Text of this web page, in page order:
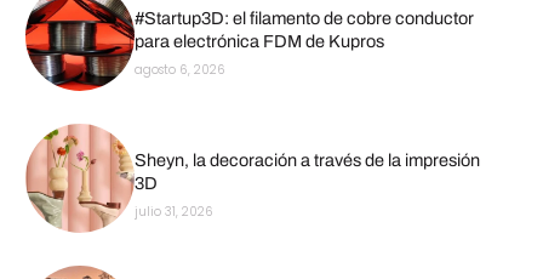
#Startup3D: el filamento de cobre conductor
para electrónica FDM de Kupros
agosto 6, 2026
Sheyn, la decoración a través de la impresión
3D
julio 31, 2026